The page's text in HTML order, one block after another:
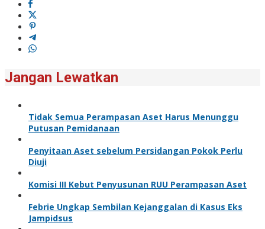
Jangan Lewatkan
Tidak Semua Perampasan Aset Harus Menunggu
Putusan Pemidanaan
Penyitaan Aset sebelum Persidangan Pokok Perlu
Diuji
Komisi III Kebut Penyusunan RUU Perampasan Aset
Febrie Ungkap Sembilan Kejanggalan di Kasus Eks
Jampidsus